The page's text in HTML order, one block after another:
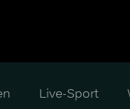
Live-Sport